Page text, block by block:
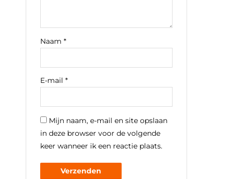
Naam*
E-mail*
Mijn naam, e-mail en site opslaan
in deze browser voor de volgende
keer wanneer ik een reactie plaats.